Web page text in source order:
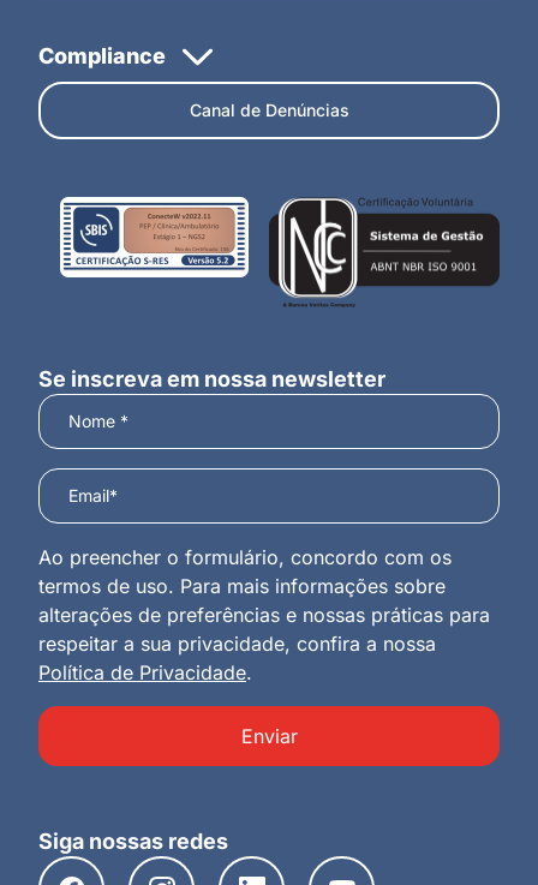
Canal de Denúncias
Se inscreva em nossa newsletter
Ao preencher o formulário, concordo com os
termos de uso. Para mais informações sobre
alterações de preferências e nossas práticas para
respeitar a sua privacidade, confira a nossa
Política de Privacidade.
Enviar
Siga nossas redes